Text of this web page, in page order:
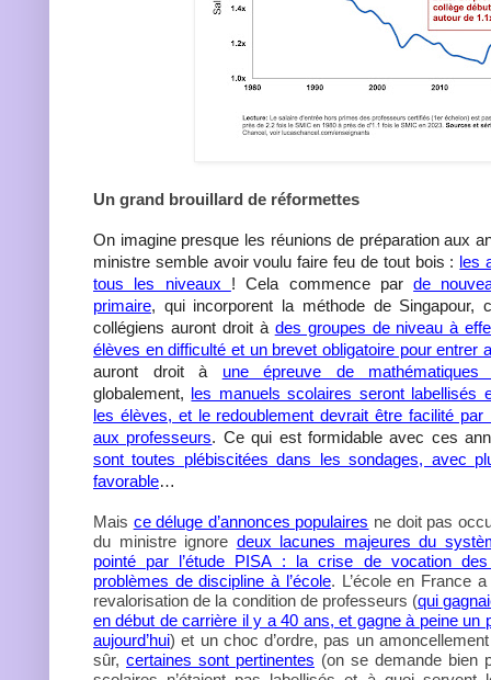
Un grand brouillard de réformettes
On imagine presque les réunions de préparation aux
ministre semble avoir voulu faire feu de tout bois : les
tous les niveaux ! Cela commence parde
primaire, qui incorporent la méthode de Singapour,
collégiens auront droit à des groupes de niveau à
élèves en difficulté et un brevet obligatoire pour entrer
auront droit à une épreuve de mathématiques
globalement,
les manuels scolaires seront labellisés
les élèves, et le redoublement devrait être facilité par
aux professeurs. Ce qui est formidable avec ces
sont toutes plébiscitées dans les sondages, avec
favorable…
Mais ce déluge d’annonces populaires ne doit pas
du ministre ignore deux lacunes majeures du
pointé par l’étude PISA : la crise de vocation
problèmes de discipline à l’école. L’école en France
revalorisation de la condition de professeurs (qui
en début de carrière il y a 40 ans, et gagne à peine un
aujourd’hui) et un choc d’ordre, pas un
sûr, certaines sont pertinentes (on se demande bien